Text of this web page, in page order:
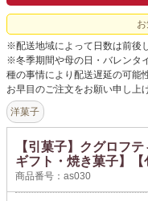
※配送地域によって日数は前後
※冬季期間や母の日・バレンタ
種の事情により配送遅延の可能
お早目のご注文をお願い申し上
洋菓子
【引菓子】クグロフ
ギフト・焼き菓子】【
商品番号：as030